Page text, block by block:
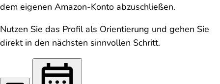
dem eigenen Amazon-Konto abzuschließen.
Nutzen Sie das Profil als Orientierung und gehen Sie
direkt in den nächsten sinnvollen Schritt.